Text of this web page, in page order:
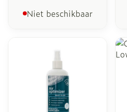
Niet beschikbaar